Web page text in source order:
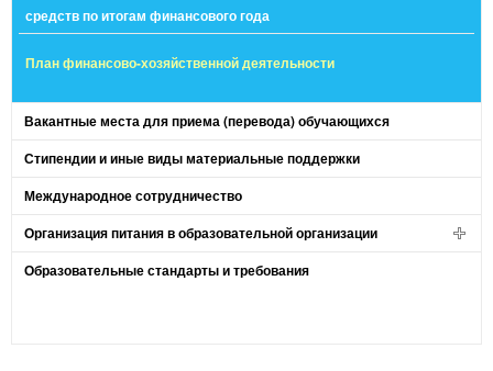
средств по итогам финансового года
План финансово-хозяйственной деятельности
Вакантные места для приема (перевода) обучающихся
Стипендии и иные виды материальные поддержки
Международное сотрудничество
Организация питания в образовательной организации
Образовательные стандарты и требования